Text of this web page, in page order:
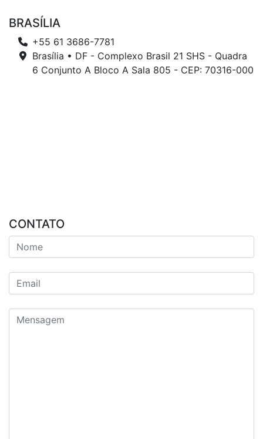
BRASÍLIA
+55 61 3686-7781
Brasília • DF - Complexo Brasil 21 SHS - Quadra
6 Conjunto A Bloco A Sala 805 - CEP: 70316-000
CONTATO